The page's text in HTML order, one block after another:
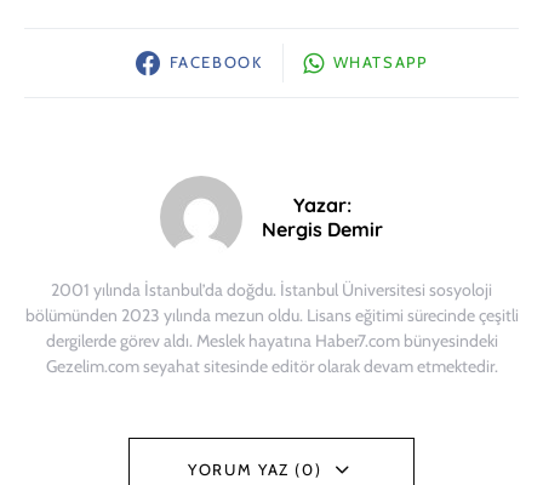
FACEBOOK WHATSAPP
Yazar:
Nergis Demir
2001 yılında İstanbul’da doğdu. İstanbul Üniversitesi sosyoloji
bölümünden 2023 yılında mezun oldu. Lisans eğitimi sürecinde çeşitli
dergilerde görev aldı. Meslek hayatına Haber7.com bünyesindeki
Gezelim.com seyahat sitesinde editör olarak devam etmektedir.
YORUM YAZ (0)